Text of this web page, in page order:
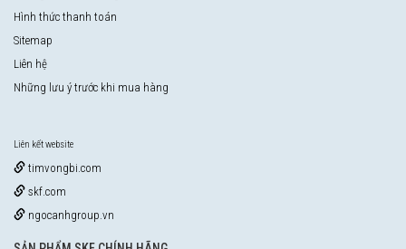
Hình thức thanh toán
Sitemap
Liên hệ
Những lưu ý trước khi mua hàng
Liên kết website
timvongbi.com
skf.com
ngocanhgroup.vn